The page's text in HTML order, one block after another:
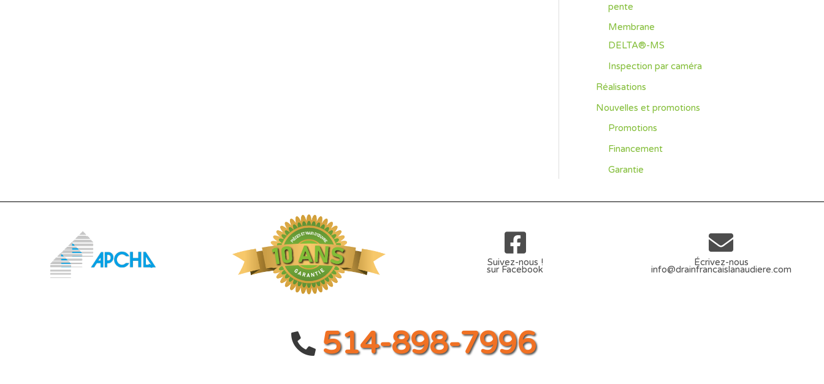
pente
Membrane
DELTA®-MS
Inspection par caméra
Réalisations
Nouvelles et promotions
Promotions
Financement
Garantie
Suivez-nous !
sur Facebook
Écrivez-nous
info@drainfrancaislanaudiere.com
514-898-7996